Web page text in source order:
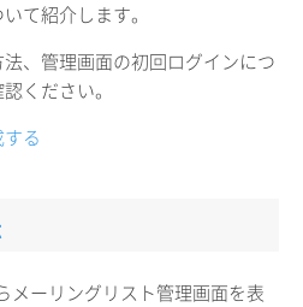
て紹介します。
、管理画面の初回ログインにつ
ください。
る
メーリングリスト管理画面を表